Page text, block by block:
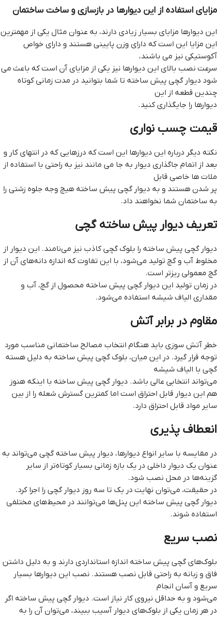
مزایای استفاده از این دیوارها در بازسازی و ساخت ساختمان
این دیوارها مزایای بسیار زیادی دارند، به عنوان مثال یکی از مهمترین
این مزایا این است که دارای وزن پایینی هستند و دارای خواص
آکوستیکی نیز می باشند،
سرعت نصب بالای این دیوارها نیز یکی از مزایای آن است که باعث می
شود ديوار گچي پيش ساخته تا شما بتوانید در مدت زمانی کوتاه
چندین قطعه از این
دیوارها را جایگذاری کنید.
قيمت چسب نواري
نکته دیگر درباره این دیوارها این است که درزهایی که در انتهای کار و
بعد از اتمام جاگذاری دیوار به جا می مانند نیز به راحتی با استفاده از
ملات ها خاصی قابل
پر شدن هستند و به ديوار گچي پيش ساخته هیچ وجه جلوه زشتی را
به ساختمان شما نخواهند داد.
تعریف دیوار پیش ساخته گچی
دیوار گچی پیش ساخته را بلوک گچی کاذب نیز می‌نامند. این دیوار از
مخلوط آب و گچ تولید می‌شود، با این تفاوت که اندازه دانه‌های آن از
گچ معمولی ریزتر است.
در زمان تولید این ديوار گچي پيش ساخته محصول از گچ، آب و
مقداری الیاف شیشه استفاده می‌شود.
مقاوم در برابر آتش
خطر آتش سوزی باید هنگام انتخاب مصالح ساختمانی مناسب مورد
توجه قرار گیرد. در این میان، بلوک گچی پیش ساخته به دلیل هسته
گچی با الیاف شیشه
می‌تواند انتخابی عالی باشد. ديوار گچي پيش ساخته با اینکه هنوز
هم این دیوار قابل احتراق است اما کمترین گسترش شعله را از بین
سایر مواد قابل احتراق دارد.
انعطاف پذیری
در مقایسه با سایر انواع دیوارها، دیوار پیش ساخته گچی می‌تواند به
عنوان یک دیوار داخلی در یک بازه زمانی بسیار کوتاه‌تر از سایر
گزینه‌ها در محل نصب شود.
در حقیقت، می‌توان نهایت در یک تا سه روز دیوار گچی را اجرا کرد.
ديوار گچي پيش ساخته این پنل‌ها می‌توانند در محیط‌های مختلفی
استفاده شوند.
نصب سریع
بلوک‌های گچی پیش ساخته اندازه استانداردی دارند و به دلیل داشتن
فاق و زبانه به راحتی قابل نصب هستند. نصب این دیوارها بسیار
سریع و آسان انجام
می‌شود و به حداقل نیروی کار نیاز است. ديوار گچي پيش ساخته اگر
در هر زمان یکی از بلوک‌های دیوار آسیب ببیند، می‌توان آن را به